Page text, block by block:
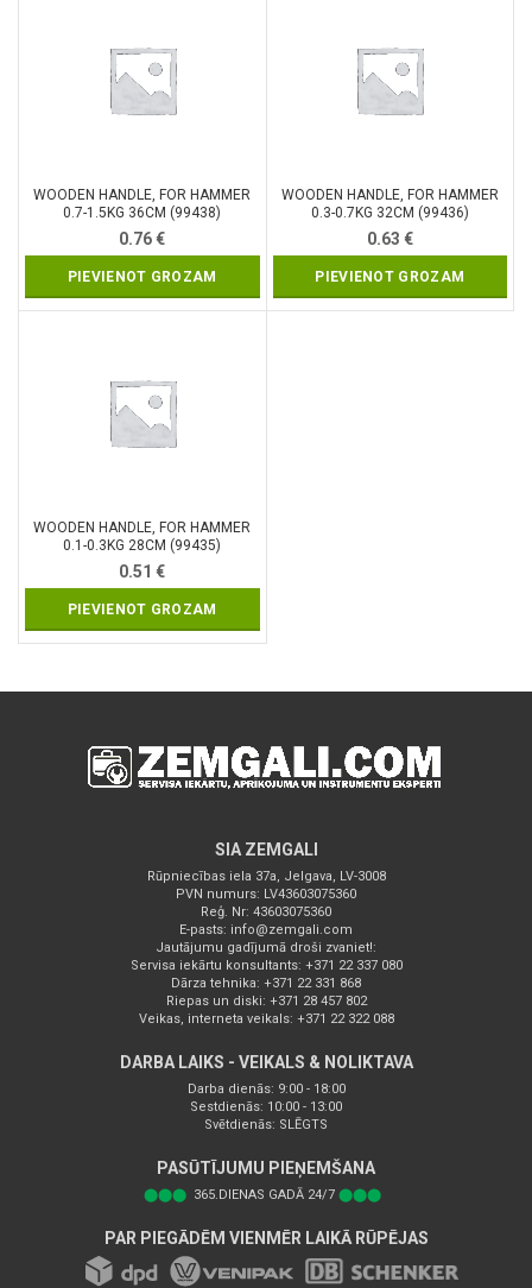
WOODEN HANDLE, FOR HAMMER
0.7-1.5KG 36CM (99438)
0.76€
PIEVIENOT GROZAM
WOODEN HANDLE, FOR HAMMER
0.3-0.7KG 32CM (99436)
0.63 €
PIEVIENOT GROZAM
WOODEN HANDLE, FOR HAMMER
0.1-0.3KG 28CM (99435)
0.51€
PIEVIENOT GROZAM
SIA ZEMGALI
Rūpniecības iela 37a, Jelgava, LV-3008
PVN numurs: LV43603075360
Reģ. Nr: 43603075360
E-pasts: info@zemgali.com
Jautājumu gadījumā droši zvaniet!:
Servisa iekārtu konsultants: +371 22 337 080
Dārza tehnika: +371 22 331 868
Riepas un diski: +371 28 457 802
Veikas, interneta veikals: +371 22 322 088
DARBA LAIKS - VEIKALS & NOLIKTAVA
Darba dienās: 9:00 - 18:00
Sestdienās: 10:00 - 13:00
Svētdienās: SLĒGTS
PASŪTĪJUMU PIEŅEMŠANA
⬤⬤⬤ 365.DIENAS GADĀ 24/7 ⬤⬤⬤
PAR PIEGĀDĒM VIENMĒR LAIKĀ RŪPĒJAS